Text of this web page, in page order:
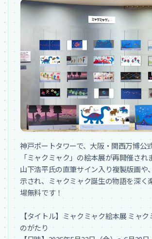
神戸ポートタワーで、大阪・関西万博公
「ミャクミャク」の絵本展が再開催され
山下浩平氏の直筆サイン入り複製版画や
示され、ミャクミャク誕生の物語を深く
場無料です！
【タイトル】ミャクミャク絵本展 ミャ
のがたり